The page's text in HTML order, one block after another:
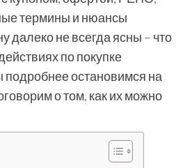
термины и нюансы
далеко не всегда ясны – что
по покупке
остановимся на
о том, как их можно